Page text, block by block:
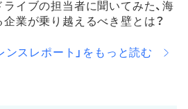
ライブの担当者に聞いてみた、海
企業が乗り越えるべき壁とは？
ンスレポート」をもっと読む